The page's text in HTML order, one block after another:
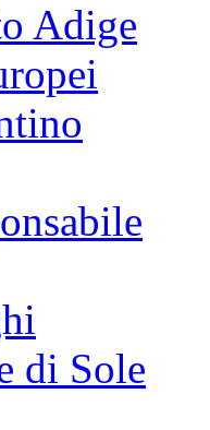
Adige
di Sole